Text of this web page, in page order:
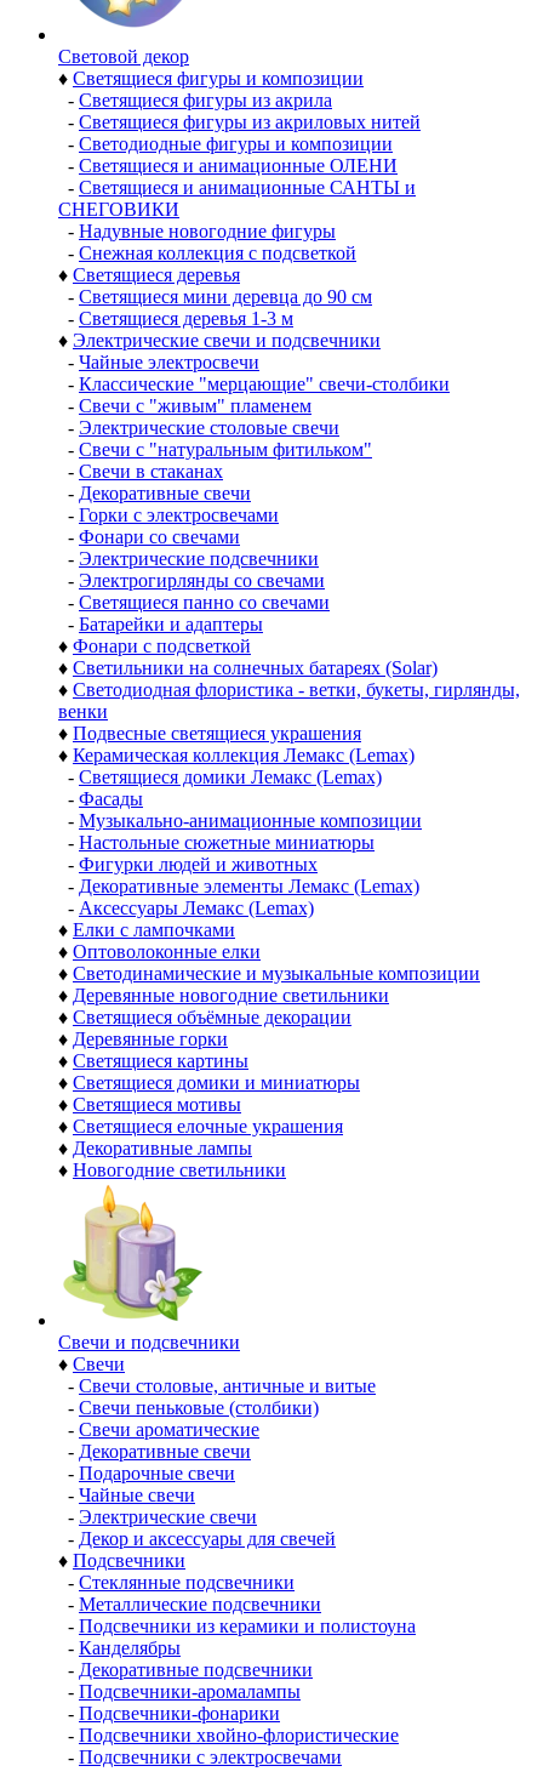
Световой декор
♦ Светящиеся фигуры и композиции
- Светящиеся фигуры из акрила
- Светящиеся фигуры из акриловых нитей
- Светодиодные фигуры и композиции
- Светящиеся и анимационные ОЛЕНИ
- Светящиеся и анимационные САНТЫ и
СНЕГОВИКИ
- Надувные новогодние фигуры
- Снежная коллекция с подсветкой
♦ Светящиеся деревья
- Светящиеся мини деревца до 90 см
- Светящиеся деревья 1-3 м
♦ Электрические свечи и подсвечники
- Чайные электросвечи
- Классические "мерцающие" свечи-столбики
- Свечи с "живым" пламенем
- Электрические столовые свечи
- Свечи с "натуральным фитильком"
- Свечи в стаканах
- Декоративные свечи
- Горки с электросвечами
- Фонари со свечами
- Электрические подсвечники
- Электрогирлянды со свечами
- Светящиеся панно со свечами
- Батарейки и адаптеры
♦ Фонари с подсветкой
♦ Светильники на солнечных батареях (Solar)
♦ Светодиодная флористика - ветки, букеты, гирлянды,
венки
♦ Подвесные светящиеся украшения
♦ Керамическая коллекция Лемакс (Lemax)
- Светящиеся домики Лемакс (Lemax)
- Фасады
- Музыкально-анимационные композиции
- Настольные сюжетные миниатюры
- Фигурки людей и животных
- Декоративные элементы Лемакс (Lemax)
- Аксессуары Лемакс (Lemax)
♦ Елки с лампочками
♦ Оптоволоконные елки
♦ Светодинамические и музыкальные композиции
♦ Деревянные новогодние светильники
♦ Светящиеся объёмные декорации
♦ Деревянные горки
♦ Светящиеся картины
♦ Светящиеся домики и миниатюры
♦ Светящиеся мотивы
♦ Светящиеся елочные украшения
♦ Декоративные лампы
♦ Новогодние светильники
Свечи и подсвечники
♦ Свечи
- Свечи столовые, античные и витые
- Свечи пеньковые (столбики)
- Свечи ароматические
- Декоративные свечи
- Подарочные свечи
- Чайные свечи
- Электрические свечи
- Декор и аксессуары для свечей
♦ Подсвечники
- Стеклянные подсвечники
- Металлические подсвечники
- Подсвечники из керамики и полистоуна
- Канделябры
- Декоративные подсвечники
- Подсвечники-аромалампы
- Подсвечники-фонарики
- Подсвечники хвойно-флористические
- Подсвечники с электросвечами